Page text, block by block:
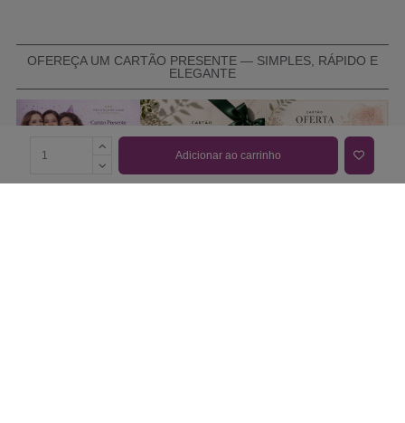
Adicionar ao carrinho
OFEREÇA UM CARTÃO PRESENTE — SIMPLES, RÁPIDO E
ELEGANTE